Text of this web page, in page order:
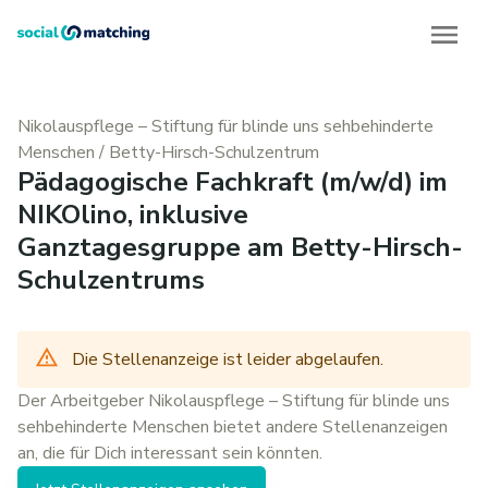
Nikolauspflege – Stiftung für blinde uns sehbehinderte
Menschen / Betty-Hirsch-Schulzentrum
Pädagogische Fachkraft (m/w/d) im
NIKOlino, inklusive
Ganztagesgruppe am Betty-Hirsch-
Schulzentrums
Die Stellenanzeige ist leider abgelaufen.
Der Arbeitgeber Nikolauspflege – Stiftung für blinde uns
sehbehinderte Menschen bietet andere Stellenanzeigen
an, die für Dich interessant sein könnten.